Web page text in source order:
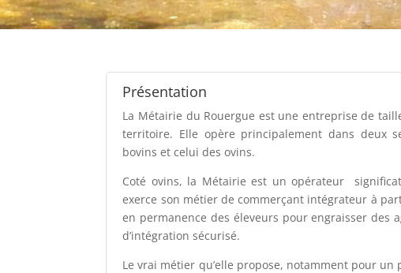
Présentation
La Métairie du Rouergue est une entreprise de
territoire. Elle opère principalement dans deux
bovins et celui des ovins.
Coté ovins, la Métairie est un opérateur
exerce son métier de commerçant intégrateur à
en permanence des éleveurs pour engraisser des
d’intégration sécurisé.
Le vrai métier qu’elle propose, notamment pour un